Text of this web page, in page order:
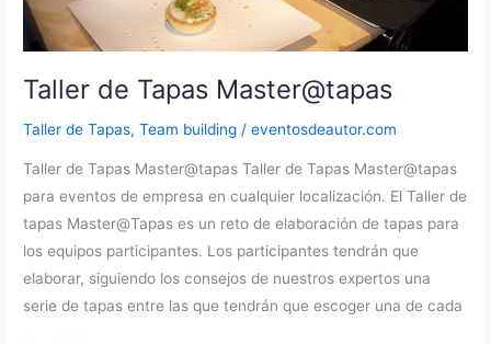
Taller de Tapas Master@tapas
Taller de Tapas,Team building /eventosdeautor.com
Taller de Tapas Master@tapas Taller de Tapas Master@tapas
para eventos de empresa en cualquier localización. El Taller de
tapas Master@Tapas es un reto de elaboración de tapas para
los equipos participantes. Los participantes tendrán que
elaborar, siguiendo los consejos de nuestros expertos una
serie de tapas entre las que tendrán que escoger una de cada